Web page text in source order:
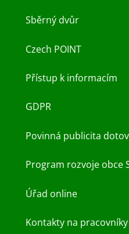
Sběrný dvůr
Czech POINT
Přístup k informacím
GDPR
Povinná publicita
Program rozvoje obce
Úřad online
Kontakty na pracovníky